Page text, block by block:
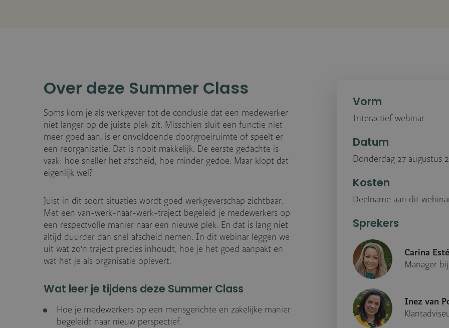
Over deze Summer Class
Soms kom je als werkgever tot de conclusie dat een medewerker
niet langer op de juiste plek zit. Misschien sluit een functie niet
meer goed aan, is er onvoldoende doorgroeiruimte of speelt er
een reorganisatie. Dat is nooit makkelijk. De eerste gedachte is
vaak: hoe sneller het afscheid, hoe minder gedoe. Maar klopt dat
eigenlijk wel?
Juist in dit soort situaties wordt goed werkgeverschap zichtbaar.
Met een van-werk-naar-werk-traject begeleid je medewerkers op
een respectvolle manier naar een nieuwe plek. En dat is lang niet
altijd duurder dan snel afscheid nemen. In dit webinar leggen we
uit wat zo'n traject precies inhoudt, hoe je het goed aanpakt en
wat het je als organisatie oplevert.
Wat leer je tijdens deze Summer Class
Hoe je medewerkers op een mensgerichte en zakelijke manier
begeleidt naar nieuw perspectief.
Vorm
Interactief webinar
Datum
Donderdag 27 augustus
Kosten
Deelname aan dit
Sprekers
Carina
Manager
Inez van